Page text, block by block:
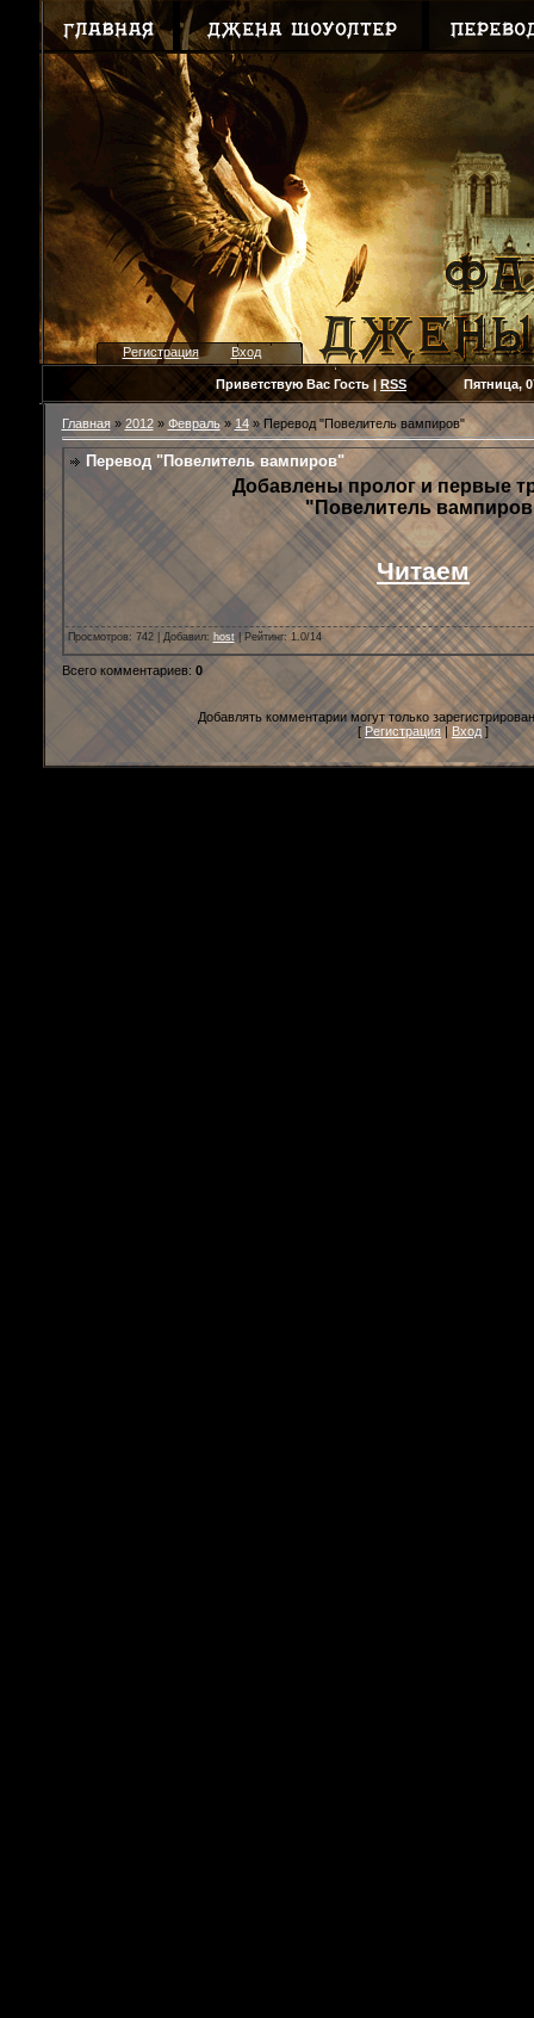
Регистрация Вход
Приветствую Вас Гость | RSSПятница,
Главная» 2012 » Февраль » 14» Перевод "Повелитель вампиров"
Перевод "Повелитель вампиров"
Добавлены пролог и первые
"Повелитель
Читаем
Просмотров: 742 | Добавил: host|Рейтинг: 1.0/14
Всего комментариев: 0
Добавлять комментарии могут только
[Регистрация| Вход]